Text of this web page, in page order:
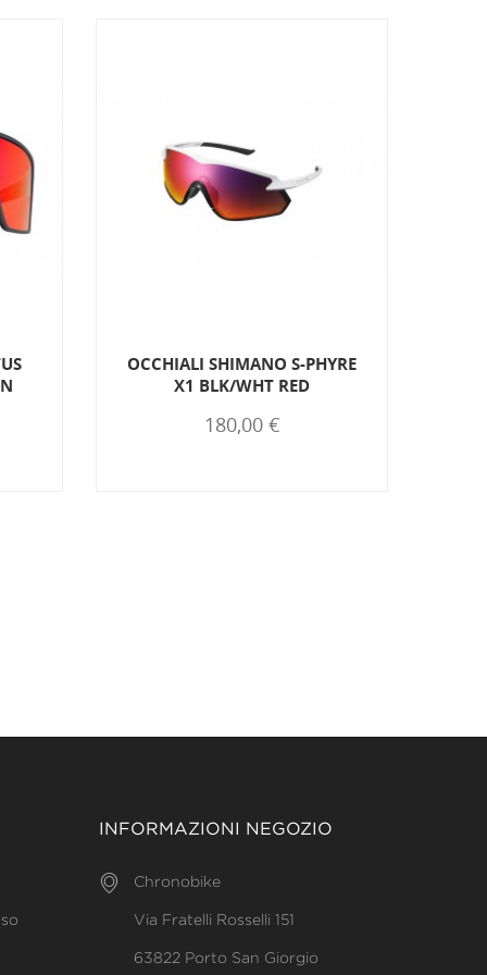
OCCHIALI SHIMANO S-PHYRE
X1 BLK/WHT RED
180,00 €
INFORMAZIONI NEGOZIO
Chronobike
Via Fratelli Rosselli 151
63822 Porto San Giorgio